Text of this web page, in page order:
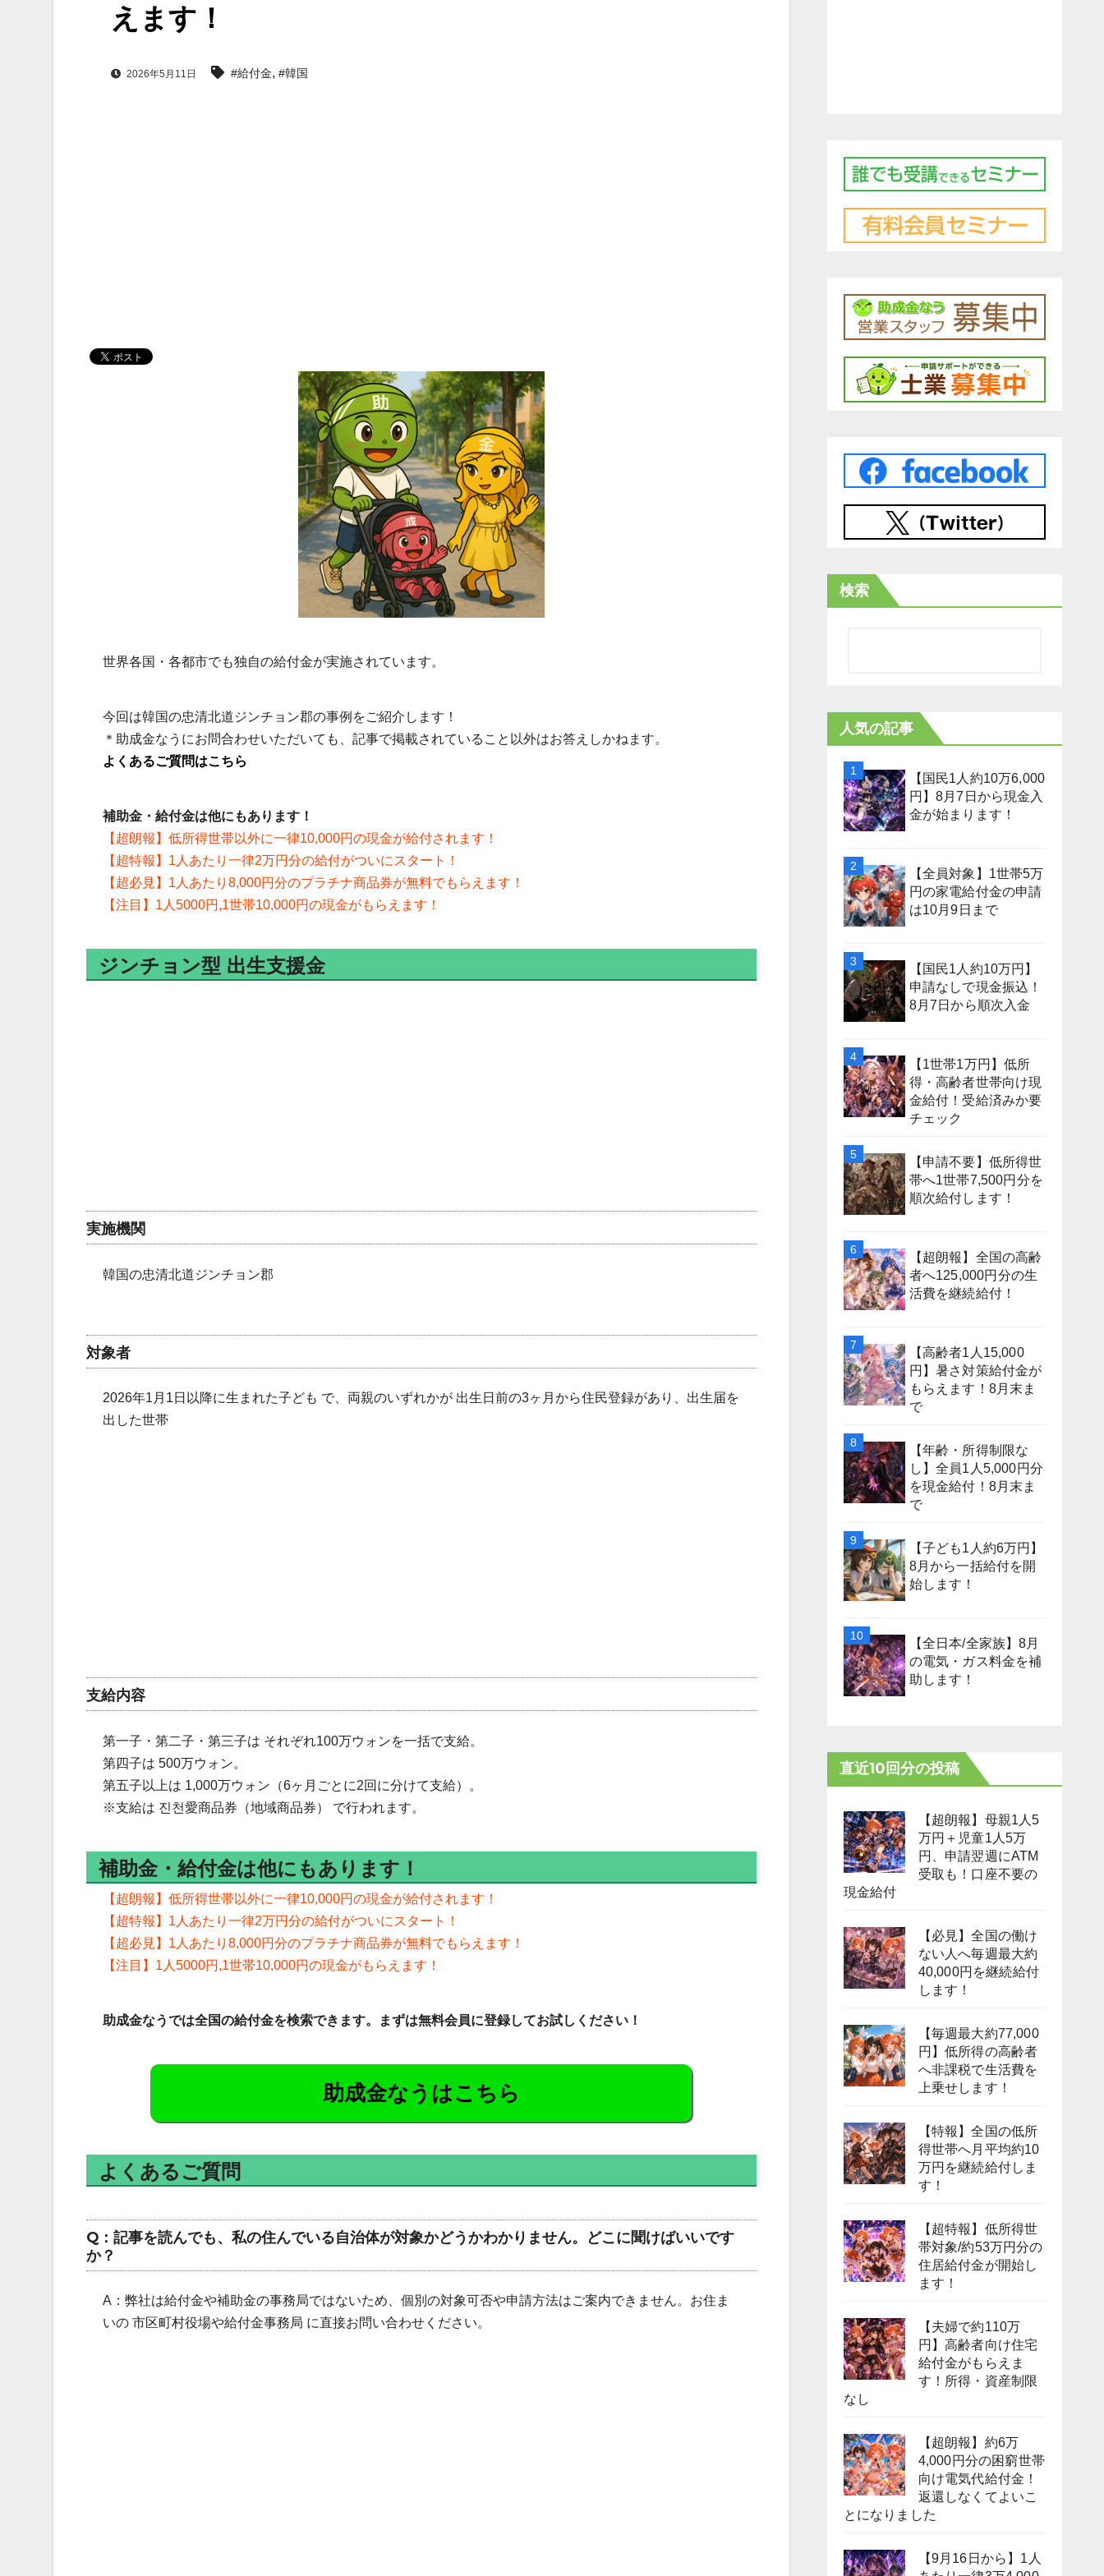
えます！
2026年5月11日 #給付金, #韓国
世界各国・各都市でも独自の給付金が実施されています。
今回は韓国の忠清北道ジンチョン郡の事例をご紹介します！
＊助成金なうにお問合わせいただいても、記事で掲載されていること以外はお答えしかねます。
よくあるご質問はこちら
補助金・給付金は他にもあります！
【超朗報】低所得世帯以外に一律10,000円の現金が給付されます！
【超特報】1人あたり一律2万円分の給付がついにスタート！
【超必見】1人あたり8,000円分のプラチナ商品券が無料でもらえます！
【注目】1人5000円,1世帯10,000円の現金がもらえます！
ジンチョン型 出生支援金
実施機関
韓国の忠清北道ジンチョン郡
対象者
2026年1月1日以降に生まれた子ども で、両親のいずれかが 出生日前の3ヶ月から住民登録があり、出生届を
出した世帯
支給内容
第一子・第二子・第三子は それぞれ100万ウォンを一括で支給。
第四子は 500万ウォン。
第五子以上は 1,000万ウォン（6ヶ月ごとに2回に分けて支給）。
※支給は 진천愛商品券（地域商品券） で行われます。
補助金・給付金は他にもあります！
【超朗報】低所得世帯以外に一律10,000円の現金が給付されます！
【超特報】1人あたり一律2万円分の給付がついにスタート！
【超必見】1人あたり8,000円分のプラチナ商品券が無料でもらえます！
【注目】1人5000円,1世帯10,000円の現金がもらえます！
助成金なうでは全国の給付金を検索できます。まずは無料会員に登録してお試しください！
助成金なうはこちら
よくあるご質問
Q：記事を読んでも、私の住んでいる自治体が対象かどうかわかりません。どこに聞けばいいです
か？
A：弊社は給付金や補助金の事務局ではないため、個別の対象可否や申請方法はご案内できません。お住ま
いの 市区町村役場や給付金事務局 に直接お問い合わせください。
検索
人気の記事
【国民1人約10万6,000
円】8月7日から現金入
金が始まります！
【全員対象】1世帯5万
円の家電給付金の申請
は10月9日まで
【国民1人約10万円】
申請なしで現金振込！
8月7日から順次入金
【1世帯1万円】低所
得・高齢者世帯向け現
金給付！受給済みか要
チェック
【申請不要】低所得世
帯へ1世帯7,500円分を
順次給付します！
【超朗報】全国の高齢
者へ125,000円分の生
活費を継続給付！
【高齢者1人15,000
円】暑さ対策給付金が
もらえます！8月末ま
で
【年齢・所得制限な
し】全員1人5,000円分
を現金給付！8月末ま
で
【子ども1人約6万円】
8月から一括給付を開
始します！
【全日本/全家族】8月
の電気・ガス料金を補
助します！
直近10回分の投稿
【超朗報】母親1人5
万円＋児童1人5万
円、申請翌週にATM
受取も！口座不要の
現金給付
【必見】全国の働け
ない人へ毎週最大約
40,000円を継続給付
します！
【毎週最大約77,000
円】低所得の高齢者
へ非課税で生活費を
上乗せします！
【特報】全国の低所
得世帯へ月平均約10
万円を継続給付しま
す！
【超特報】低所得世
帯対象/約53万円分の
住居給付金が開始し
ます！
【夫婦で約110万
円】高齢者向け住宅
給付金がもらえま
す！所得・資産制限
なし
【超朗報】約6万
4,000円分の困窮世帯
向け電気代給付金！
返還しなくてよいこ
とになりました
【9月16日から】1人